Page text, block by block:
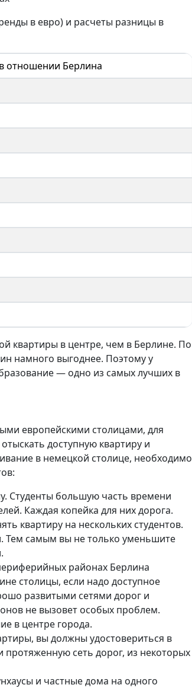
в евро) и расчеты разницы в
отношении Берлина
квартиры в центре, чем в Берлине. По
намного выгоднее. Поэтому у
— одно из самых лучших в
европейскими столицами, для
доступную квартиру и
в немецкой столице, необходимо
Студенты большую часть времени
Каждая копейка для них дорога.
квартиру на нескольких студентов.
Тем самым вы не только уменьшите
районах Берлина
столицы, если надо доступное
развитыми сетями дорог и
не вызовет особых проблем.
в центре города.
вы должны удостовериться в
протяженную сеть дорог, из некоторых
и частные дома на одного